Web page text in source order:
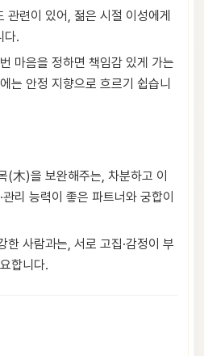
관련이 있어, 젊은 시절 이성에게
다.
마음을 정하면 책임감 있게 가는
는 안정 지향으로 흐르기 쉽습니
(木)을 보완해주는, 차분하고 이
리 능력이 좋은 파트너와 궁합이
사람과는, 서로 고집·감정이 부
합니다.